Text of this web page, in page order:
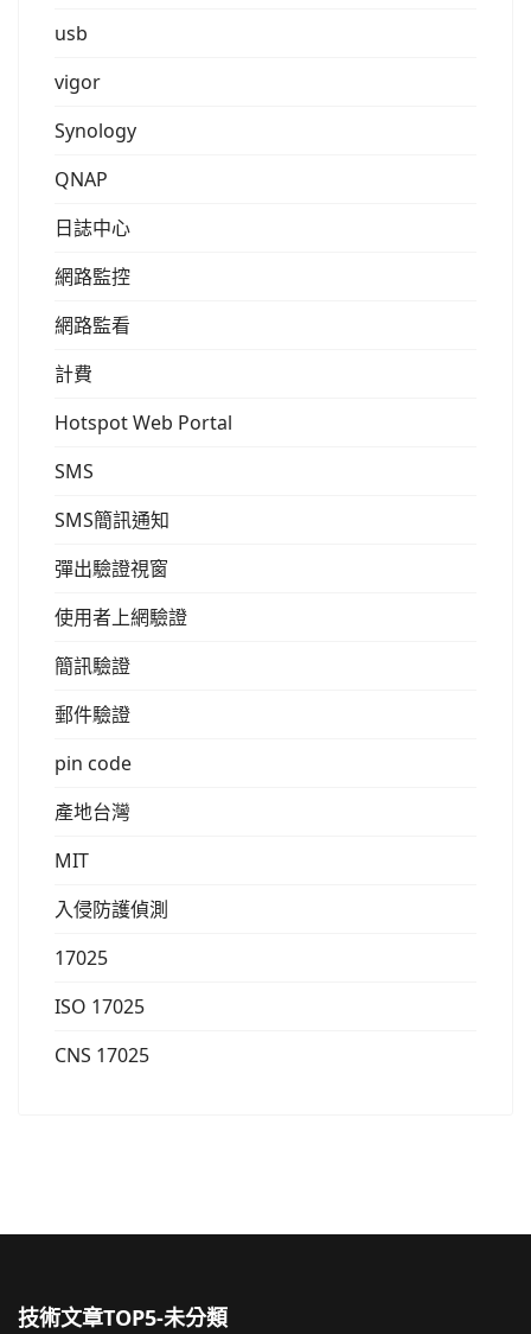
usb
vigor
Synology
QNAP
日誌中心
網路監控
網路監看
計費
Hotspot Web Portal
SMS
SMS簡訊通知
彈出驗證視窗
使用者上網驗證
簡訊驗證
郵件驗證
pin code
產地台灣
MIT
入侵防護偵測
17025
ISO 17025
CNS 17025
技術文章TOP5-未分類